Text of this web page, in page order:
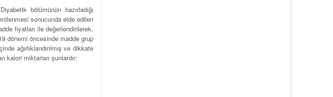
bölümünün hazırladığı
sonucunda elde edilen
fiyatları ile değerlendirilerek,
dönemi öncesinde madde grup
ağırlıklandırılmış ve dikkate
kalori miktarları şunlardır: